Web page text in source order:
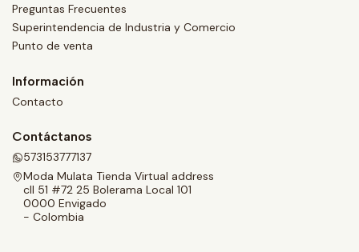
Preguntas Frecuentes
Superintendencia de Industria y Comercio
Punto de venta
Información
Contacto
Contáctanos
573153777137
Moda Mulata Tienda Virtual address
cll 51 #72 25 Bolerama Local 101
0000 Envigado
- Colombia